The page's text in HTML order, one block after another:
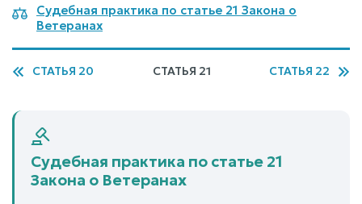
Судебная практика по статье 21 Закона о
Ветеранах
СТАТЬЯ 20 СТАТЬЯ 21 СТАТЬЯ 22
Судебная практика по статье 21
Закона о Ветеранах